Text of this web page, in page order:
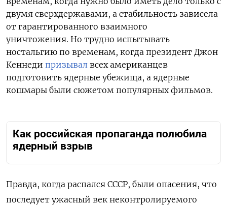
двумя сверхдержавами, а стабильность зависела
от гарантированного взаимного
уничтожения. Но трудно испытывать
ностальгию по временам, когда президент Джон
Кеннеди призывал всех американцев
подготовить ядерные убежища, а ядерные
кошмары были сюжетом популярных фильмов.
Как российская пропаганда полюбила
ядерный взрыв
Правда, когда распался СССР, были опасения, что
последует ужасный век неконтролируемого